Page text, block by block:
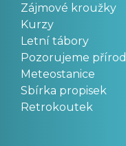
Zájmové kroužky
Kurzy
Letní tábory
Pozorujeme
Meteostanice
Sbírka propisek
Retrokoutek